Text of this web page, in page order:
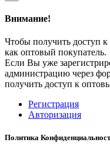
Внимание!
Чтобы получить доступ
как оптовый покупатель.
Если Вы уже
администрацию через
получить доступ к
Регистрация
Авторизация
Политика